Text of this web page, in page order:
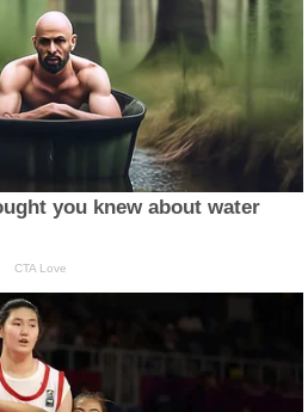
you knew about water
CTA Love